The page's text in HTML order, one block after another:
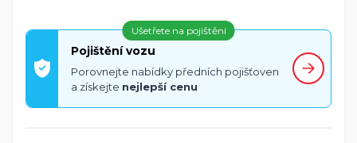
Ušetřete na pojištění
Pojištění vozu
Porovnejte nabídky předních pojišťoven
a získejte nejlepší cenu